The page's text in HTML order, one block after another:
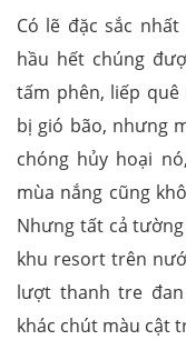
Có lẽ đặc sắc
hầu hết chúng
tấm phên, liếp quê
bị gió bão, nhưng
chóng hủy hoại
mùa nắng cũng
Nhưng tất cả
khu resort trên
lượt thanh tre
khác chút màu cật